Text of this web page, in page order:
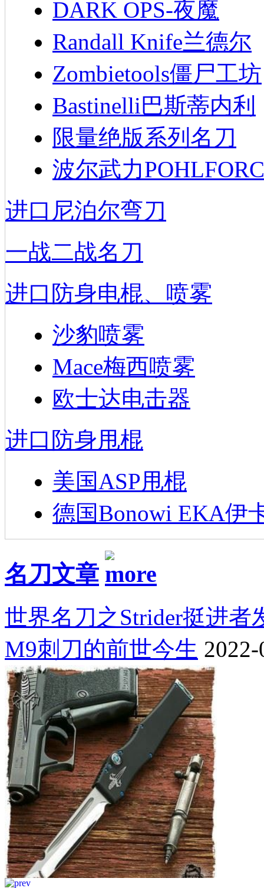
DARK OPS-夜魔
Randall Knife兰德尔
Zombietools僵尸工坊
Bastinelli巴斯蒂内利
限量绝版系列名刀
波尔武力
进口尼泊尔弯刀
一战二战名刀
进口防身电棍、喷雾
沙豹喷雾
Mace梅西喷雾
欧士达电击器
进口防身甩棍
美国ASP甩棍
德国Bonowi EKA伊
名刀文章
世界名刀之Strider挺进者
M9刺刀的前世今生